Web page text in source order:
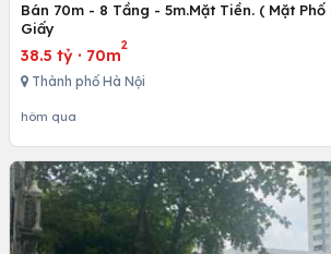
Bán 70m - 8 Tầng - 5m.Mặt Tiền. ( Mặt Phố
Giấy
38.5 tỷ · 70m
2
Thành phố Hà Nội
hôm qua